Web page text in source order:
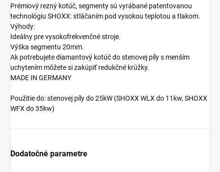
Prémiový rezný kotúč, segmenty sú vyrábané patentovanou
technológiu SHOXX: stláčaním pod vysokou teplotou a tlakom.
Výhody:
Ideálny pre vysokofrekvenčné stroje.
Výška segmentu 20mm.
Ak potrebujete diamantový kotúč do stenovej píly s menším
uchytením môžete si zakúpiť redukčné krúžky.
MADE IN GERMANY
Použitie do: stenovej píly do 25kW (SHOXX WLX do 11kw, SHOXX
WFX do 35kw)
Dodatočné parametre